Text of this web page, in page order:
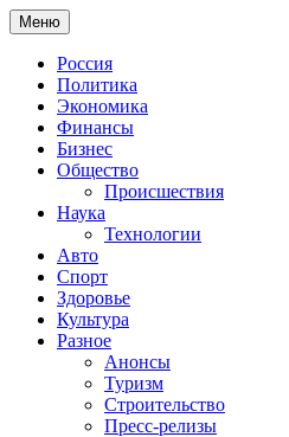
Меню
Россия
Политика
Экономика
Финансы
Бизнес
Общество
Происшествия
Наука
Технологии
Авто
Спорт
Здоровье
Культура
Разное
Анонсы
Туризм
Строительство
Пресс-релизы